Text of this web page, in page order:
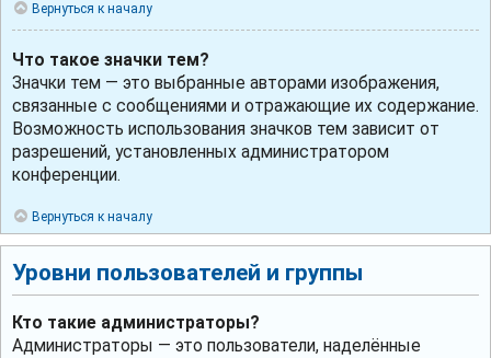
Вернуться к началу
Что такое значки тем?
Значки тем — это выбранные авторами изображения,
связанные с сообщениями и отражающие их содержание.
Возможность использования значков тем зависит от
разрешений, установленных администратором
конференции.
Вернуться к началу
Уровни пользователей и группы
Кто такие администраторы?
Администраторы — это пользователи, наделённые